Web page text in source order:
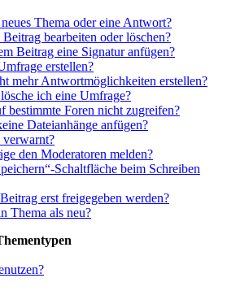
Thema oder eine Antwort?
bearbeiten oder löschen?
Beitrag eine Signatur anfügen?
erstellen?
mehr Antwortmöglichkeiten erstellen?
ich eine Umfrage?
bestimmte Foren nicht zugreifen?
Dateianhänge anfügen?
verwarnt?
den Moderatoren melden?
Schaltfläche beim Schreiben
erst freigegeben werden?
Thema als neu?